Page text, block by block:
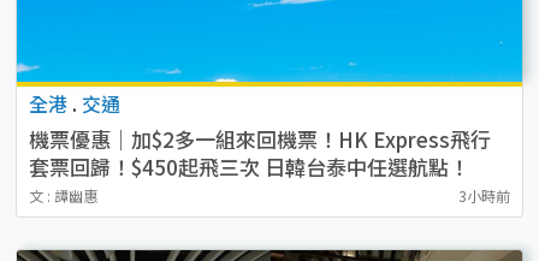
全港 . 交通
機票優惠｜加$2多一組來回機票！HK Express飛行
套票回歸！$450起飛三次 日韓台泰中任選航點！
文 : 譚幽惠 3小時前